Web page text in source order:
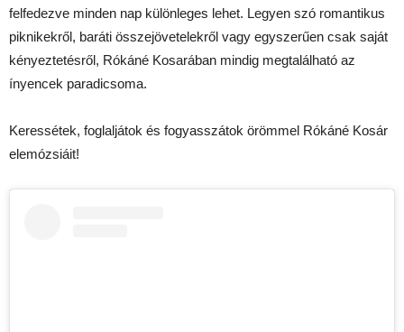
felfedezve minden nap különleges lehet. Legyen szó romantikus
piknikekről, baráti összejövetelekről vagy egyszerűen csak saját
kényeztetésről, Rókáné Kosarában mindig megtalálható az
ínyencek paradicsoma.
Keressétek, foglaljátok és fogyasszátok örömmel Rókáné Kosár
elemózsiáit!